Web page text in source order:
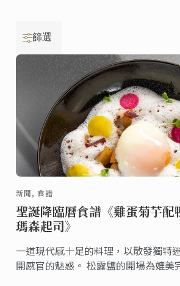
篩選
新聞, 食譜
聖誕降臨曆食譜《雞蛋菊芋配
瑪森起司》
一道現代感十足的料理，以散發獨特
開感官的魅惑。 松露鹽的開場為媲美